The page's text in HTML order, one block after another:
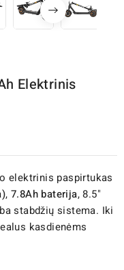
Elektrinis
elektrinis paspirtukas
,7.8Ah baterija, 8.5"
stabdžių sistema. Iki
kasdienėms